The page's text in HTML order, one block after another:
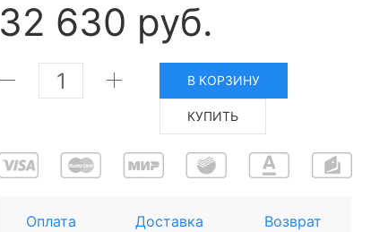
32 630 руб.
В КОРЗИНУ
КУПИТЬ
Оплата Доставка Возврат